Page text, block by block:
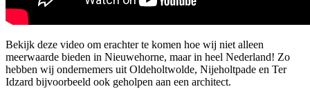
Bekijk deze video om erachter te komen hoe wij niet alleen
meerwaarde bieden in Nieuwehorne, maar in heel Nederland! Zo
hebben wij ondernemers uit Oldeholtwolde, Nijeholtpade en Ter
Idzard bijvoorbeeld ook geholpen aan een architect.